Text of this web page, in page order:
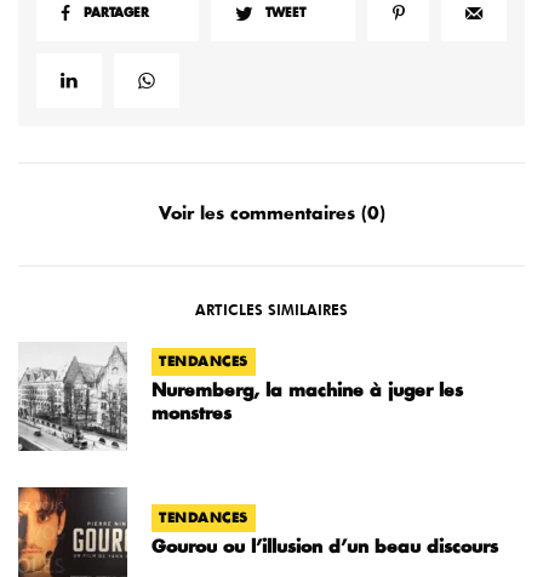
PARTAGER TWEET
Voir les commentaires (0)
ARTICLES SIMILAIRES
TENDANCES
Nuremberg, la machine à juger les
monstres
TENDANCES
Gourou ou l’illusion d’un beau discours